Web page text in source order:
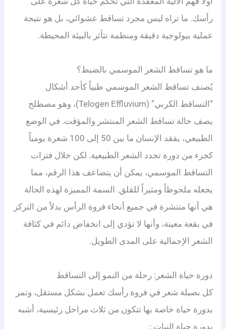
رأسك. ما تراه ليس مجرد تساقط عشوائي، بل هو نتيجة
عملية بيولوجية دقيقة ومنظمة تتأثر بالبيئة المحيطة.
ما هو تساقط الشعر الموسمي بالضبط؟
يُصنف تساقط الشعر الموسمي طبياً كأحد أشكال
“التساقط الكربي” (Telogen Effluvium)، وهو مصطلح
يصف حالة تساقط الشعر المنتشر والمؤقت. في الوضع
الطبيعي، يفقد الإنسان ما بين 50 إلى 100 شعرة يومياً
كجزء من دورة تجدد الشعر الطبيعية. لكن خلال فترات
التساقط الموسمي، يمكن أن يتضاعف هذا الرقم، مما
يجعله ملحوظاً ومثيراً للقلق. السمة المميزة لهذه الحالة
هي أنها منتشرة في جميع أنحاء فروة الرأس بدلاً من التركز
في بقعة معينة، وأنها لا تؤدي إلى انخفاض دائم في كثافة
الشعر الإجمالية على المدى الطويل.
دورة حياة الشعر: رحلة من النمو إلى التساقط
كل بصيلة شعر في فروة رأسك تعمل بشكل مستقل، وتمر
بدورة حياة خاصة بها تتكون من ثلاث مراحل رئيسية، أشبه
بدورة حياة النبات: